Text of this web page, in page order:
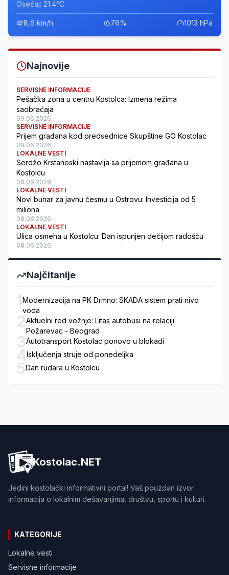
Osećaj: 21.4°C
8,6 km/h 76% 1013 hPa
Najnovije
SERVISNE INFORMACIJE
Pešačka zona u centru Kostolca: Izmena režima
saobraćaja
09.06.2026.
SERVISNE INFORMACIJE
Prijem građana kod predsednice Skupštine GO Kostolac
09.06.2026.
LOKALNE VESTI
Serdžo Krstanoski nastavlja sa prijemom građana u
Kostolcu
08.06.2026.
LOKALNE VESTI
Novi bunar za javnu česmu u Ostrovu: Investicija od 5
miliona
08.06.2026.
LOKALNE VESTI
Ulica osmeha u Kostolcu: Dan ispunjen dečijom radošću
08.06.2026.
Najčitanije
1Modernizacija na PK Drmno: SKADA sistem prati nivo
voda
2Aktuelni red vožnje: Litas autobusi na relaciji
Požarevac - Beograd
3Autotransport Kostolac ponovo u blokadi
4Isključenja struje od ponedeljka
5Dan rudara u Kostolcu
Kostolac.NET
Jedini kostolački informativni portal! Vaš pouzdan izvor
informacija o lokalnim dešavanjima, društvu, sportu i kulturi.
KATEGORIJE
Lokalne vesti
Servisne informacije